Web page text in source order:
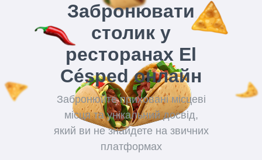
Забронювати
столик у
ресторанах El
Césped онлайн
Забронюйте приховані місцеві
місця та унікальний досвід,
який ви не знайдете на звичних
платформах